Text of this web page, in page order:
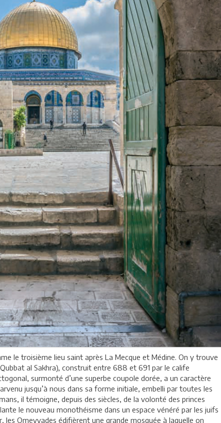
le troisième lieu saint après La Mecque et Médine. On y trouve
al Sakhra), construit entre 688 et 691 par le calife
surmonté d’une superbe coupole dorée, a un caractère
jusqu’à nous dans sa forme initiale, embelli par toutes les
il témoigne, depuis des siècles, de la volonté des princes
le nouveau monothéisme dans un espace vénéré par les juifs
Omeyyades édifièrent une grande mosquée à laquelle on